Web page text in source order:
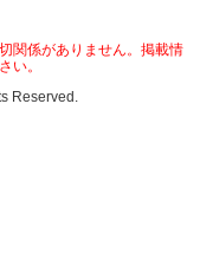
関係がありません。掲載情
い。
Reserved.